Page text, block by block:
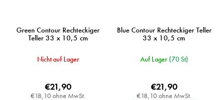
Green Contour Rechteckiger
Teller 33 x 10,5 cm
Nicht auf Lager
€18,10 ohne MwSt.
€21,90
Blue Contour Rechteckiger Teller
33 x 10,5 cm
Auf Lager (70 St)
€18,10 ohne MwSt.
€21,90